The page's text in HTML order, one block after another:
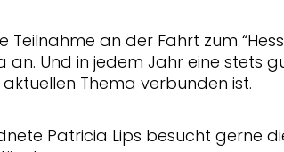
Teilnahme an der Fahrt zum
an. Und in jedem Jahr eine stets
Thema verbunden ist.
Patricia Lips besucht gerne